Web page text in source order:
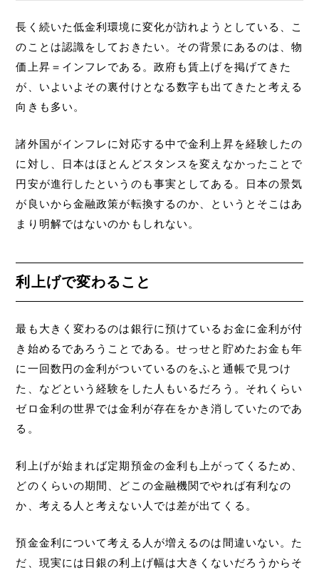
長く続いた低金利環境に変化が訪れようとしている、こ
のことは認識をしておきたい。その背景にあるのは、物
価上昇＝インフレである。政府も賃上げを掲げてきた
が、いよいよその裏付けとなる数字も出てきたと考える
向きも多い。
諸外国がインフレに対応する中で金利上昇を経験したの
に対し、日本はほとんどスタンスを変えなかったことで
円安が進行したというのも事実としてある。日本の景気
が良いから金融政策が転換するのか、というとそこはあ
まり明解ではないのかもしれない。
利上げで変わること
最も大きく変わるのは銀行に預けているお金に金利が付
き始めるであろうことである。せっせと貯めたお金も年
に一回数円の金利がついているのをふと通帳で見つけ
た、などという経験をした人もいるだろう。それくらい
ゼロ金利の世界では金利が存在をかき消していたのであ
る。
利上げが始まれば定期預金の金利も上がってくるため、
どのくらいの期間、どこの金融機関でやれば有利なの
か、考える人と考えない人では差が出てくる。
預金金利について考える人が増えるのは間違いない。た
だ、現実には日銀の利上げ幅は大きくないだろうからそ